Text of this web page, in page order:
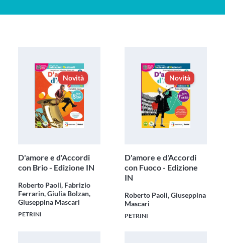
Novità
D'amore e d'Accordi
con Brio - Edizione IN
Roberto Paoli, Fabrizio
Ferrarin, Giulia Bolzan,
Giuseppina Mascari
PETRINI
Novità
D'amore e d'Accordi
con Fuoco - Edizione
IN
Roberto Paoli, Giuseppina
Mascari
PETRINI